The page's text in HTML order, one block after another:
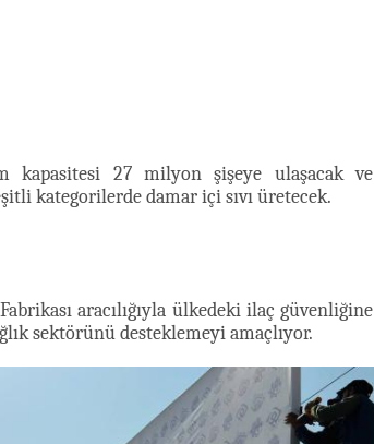
kapasitesi 27 milyon şişeye ulaşacak ve
kategorilerde damar içi sıvı üretecek.
aracılığıyla ülkedeki ilaç güvenliğine
sektörünü desteklemeyi amaçlıyor.​​​​​​​​​​​​​​​​